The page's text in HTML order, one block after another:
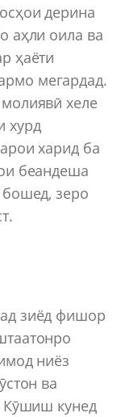
дерина
аҳли оила ва
ҳаёти
мегардад.
хеле
хурд
харид ба
беандеша
бошед, зеро
зиёд фишор
ниёз
ва
Кӯшиш кунед